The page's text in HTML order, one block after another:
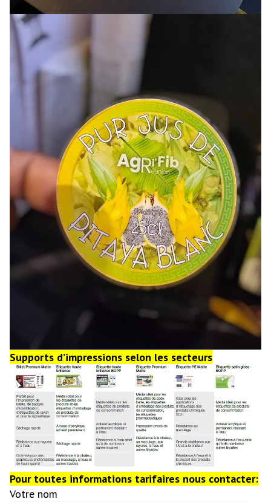
Supports d’impressions selon les secteurs
Pour toutes informations tarifaires nous contacter:
Votre nom